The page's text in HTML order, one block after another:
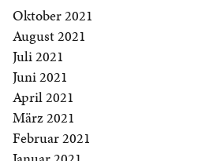
Oktober 2021
August 2021
Juli 2021
Juni 2021
April 2021
März 2021
Februar 2021